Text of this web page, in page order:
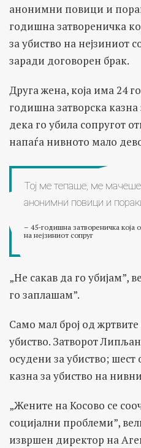
анонимни повици и
годишна затвореничка
за убиство на нејзиниот
заради договорен брак.
Друга жена, која има 24
годишна затворска казна
дека го убила сопругот
напаѓа нивното мало
Тој ме тепаше, ме
анонимни повици и
– 45-годишна затвореничка која
на нејзиниот сопруг
„Не сакав да го убијам”,
го заплашам”.
Само мал број од жртвите
убиство. Затворот
осудени за убиство; шест
казна за убиство на
„Жените на Косово се
социјални проблеми”,
извршен директор на